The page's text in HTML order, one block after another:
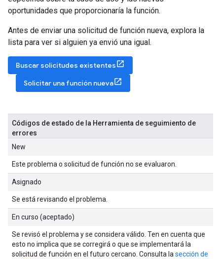
oportunidades que proporcionaría la función.
Antes de enviar una solicitud de función nueva, explora la
lista para ver si alguien ya envió una igual.
Buscar solicitudes existentes
Solicitar una función nueva
Códigos de estado de la Herramienta de seguimiento de
errores
New
Este problema o solicitud de función no se evaluaron.
Asignado
Se está revisando el problema.
En curso (aceptado)
Se revisó el problema y se considera válido. Ten en cuenta que
esto no implica que se corregirá o que se implementará la
solicitud de función en el futuro cercano. Consulta la sección de